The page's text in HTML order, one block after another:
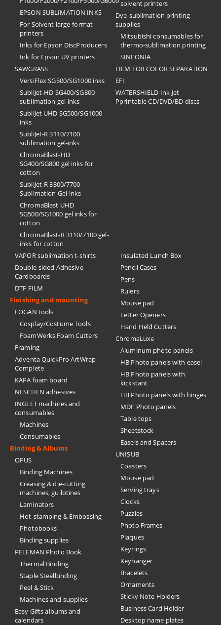
EPSON SUBLIMATION INKS
For Solvent large-format
printers
Inks for Epson DiscProducers
Ink for Epson UV printers
SAWGRASS
VersiFlex SG500/SG1000 inks
SubliJet-HD SG400/SG800
sublimation gel-inks
SubliJet UHD SG500/SG1000
inks
SubliJet-R 3110/7100
sublimation gel-inks
ChromaBlast-HD
SG400/SG800 gel inks for
cotton
SubliJet-R 3300/7700
Sublimation Gel-inks
ChromaBlast UHD
SG500/SG1000 gel inks for
cotton
ChromaBlast-R 3110/7100 gel-
inks for cotton
solvent printers
Dye-sublimation printing
supplies
Mitsubishi consumables for
thermo-sublimation printing
SINFONIA
FILM FOR COLOR SEPARATION
EFI
​WATERSHIELD Ink-Jet
Pprintable CD/DVD/BD discs
VAPOR sublimation t-shirts
Double-sided Adhesive
Cardboards
DTF FILM
Finishing and mounting
LOGAN tools
Cosplay/Costume Tools
FoamWerks Foam Cutters
Framing
Adventa QuickPro ArtWrap
Complete
KAPA foam board
NESCHEN adhesives
INGLET machines and
consumables
Machines
Consumables
Binding & Albums
OPUS
Binding Machines
Creasing & die-cutting
machines, guilotines
Laminators
Hot-stamping & Embossing
Photobooks
Binding supplies
PELEMAN Photo Book
Thermal Binding
Staple Steelbinding
Peel & Stick
Machines and supplies
Easy Gifts albums and
calendars
Insulated Lunch Box
Pencil Cases
Pens
Rulers
Mouse pad
Letter Openers
Hand Held Cutters
ChromaLuxe
Aluminum photo panels
HB Photo panels with easel
HB Photo panels with
kickstant
HB Photo panels with hinges
MDF Photo panels
Table tops
Sheetstock
Easels and Spacers
UNISUB
Coasters
Mouse pad
Serving trays
Clocks
Puzzles
Photo Frames
Plaques
Keyrings
Keyhanger
Bracelets
Ornaments
Sticky Note Holders
Business Card Holder
Desktop name plates